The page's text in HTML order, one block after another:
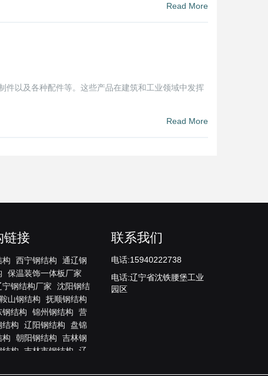
Read More
件以及各种配件等。这些产品在建筑和工业领域中发挥
Read More
链接
构 西宁钢结构
通辽钢
保温装饰一体板厂家
宁钢结构厂家
沈阳钢结
鞍山钢结构
抚顺钢结构
钢结构 锦州钢结构
营
结构 辽阳钢结构
盘锦
构 朝阳钢结构
吉林钢
结构 吉林市钢结构
辽
联系我们
电话:15940222738
电话:辽宁省沈铁腰堡工业
园区